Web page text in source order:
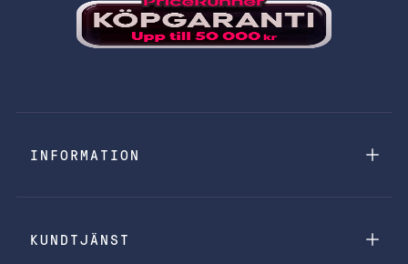
INFORMATION
KUNDTJÄNST